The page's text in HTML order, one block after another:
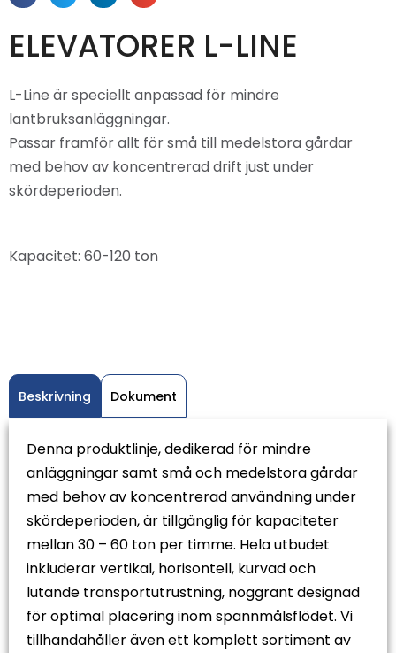
ELEVATORER L-LINE
L-Line är speciellt anpassad för mindre
lantbruksanläggningar.
Passar framför allt för små till medelstora gårdar
med behov av koncentrerad drift just under
skördeperioden.
Kapacitet: 60-120 ton
Beskrivning Dokument
Denna produktlinje, dedikerad för mindre
anläggningar samt små och medelstora gårdar
med behov av koncentrerad användning under
skördeperioden, är tillgänglig för kapaciteter
mellan 30 – 60 ton per timme. Hela utbudet
inkluderar vertikal, horisontell, kurvad och
lutande transportutrustning, noggrant designad
för optimal placering inom spannmålsflödet. Vi
tillhandahåller även ett komplett sortiment av